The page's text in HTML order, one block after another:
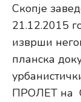
Скопје
21.12.2015
изврши
планска
ПРОЛЕТ на